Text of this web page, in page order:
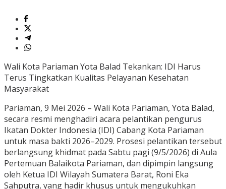
Wali Kota Pariaman Yota Balad Tekankan: IDI Harus
Terus Tingkatkan Kualitas Pelayanan Kesehatan
Masyarakat
Pariaman, 9 Mei 2026 – Wali Kota Pariaman, Yota Balad,
secara resmi menghadiri acara pelantikan pengurus
Ikatan Dokter Indonesia (IDI) Cabang Kota Pariaman
untuk masa bakti 2026–2029. Prosesi pelantikan tersebut
berlangsung khidmat pada Sabtu pagi (9/5/2026) di Aula
Pertemuan Balaikota Pariaman, dan dipimpin langsung
oleh Ketua IDI Wilayah Sumatera Barat, Roni Eka
Sahputra, yang hadir khusus untuk mengukuhkan